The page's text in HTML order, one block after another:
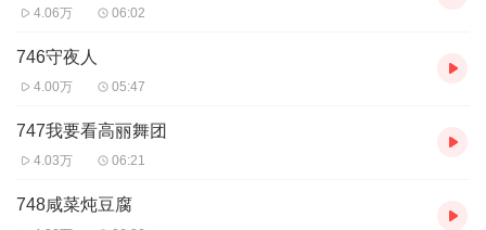
4.06万 06:02
746守夜人
4.00万 05:47
747我要看高丽舞团
4.03万 06:21
748咸菜炖豆腐